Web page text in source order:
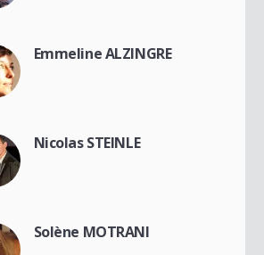
Emmeline ALZINGRE
Nicolas STEINLE
Solène MOTRANI